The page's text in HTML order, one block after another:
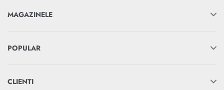
MAGAZINELE
POPULAR
CLIENTI